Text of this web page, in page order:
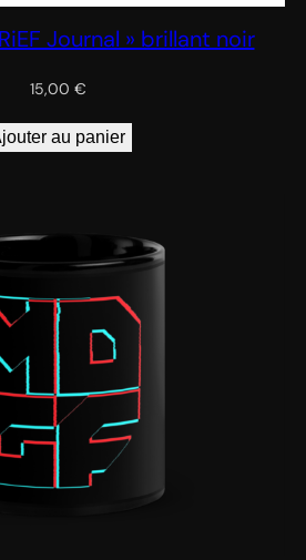
Journal » brillant noir
15,00 €
au panier